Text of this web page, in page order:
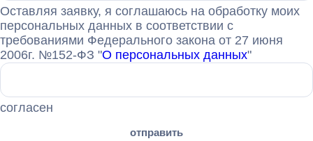
Оставляя заявку, я соглашаюсь на обработку моих
персональных данных в соответствии с
требованиями Федерального закона от 27 июня
2006г. №152-ФЗ "О персональных данных"
согласен